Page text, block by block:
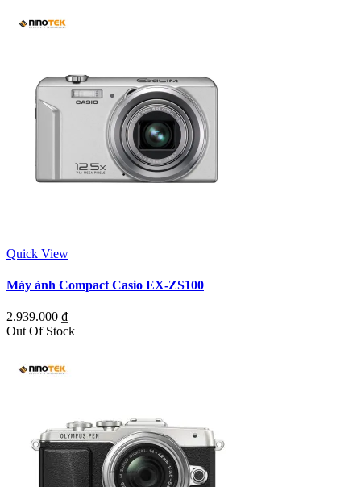
Quick View
Máy ảnh Compact Casio EX-ZS100
2.939.000 ₫
Out Of Stock